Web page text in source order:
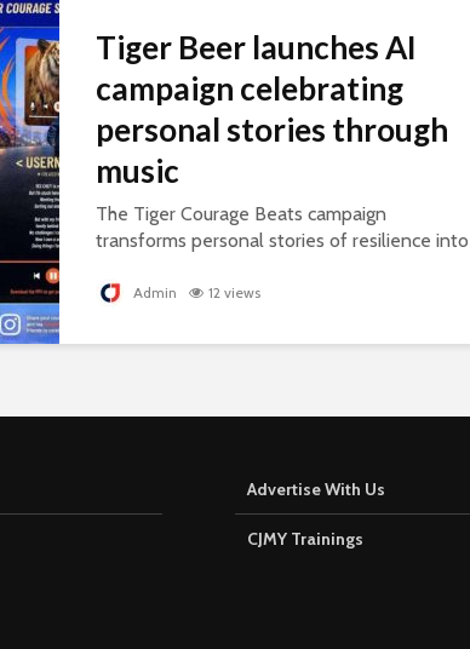
Tiger Beer launches AI
campaign celebrating
personal stories through
music
The Tiger Courage Beats campaign
transforms personal stories of resilience into
courage.
Admin 12 views
Advertise With Us
CJMY Trainings